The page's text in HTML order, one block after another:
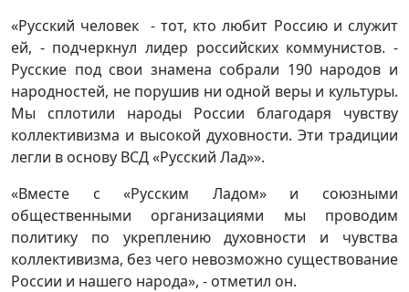
«Русский человек - тот, кто любит Россию и служит
ей, - подчеркнул лидер российских коммунистов. -
Русские под свои знамена собрали 190 народов и
народностей, не порушив ни одной веры и культуры.
Мы сплотили народы России благодаря чувству
коллективизма и высокой духовности. Эти традиции
легли в основу ВСД «Русский Лад»».
«Вместе с «Русским Ладом» и союзными
общественными организациями мы проводим
политику по укреплению духовности и чувства
коллективизма, без чего невозможно существование
России и нашего народа», - отметил он.